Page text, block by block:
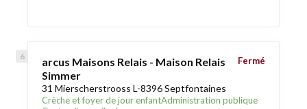
arcus Maisons Relais - Maison Relais
Simmer
31 Mierscherstrooss L-8396 Septfontaines
Crèche et foyer de jour enfantAdministration publique
Fermé